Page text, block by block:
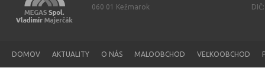
060 01 Kežmarok
DOMOV AKTUALITY O NÁS MALOOBCHOD VEĽKOOBCHOD